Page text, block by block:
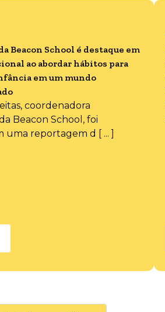
Beacon School é destaque em
ao abordar hábitos para
em um mundo
coordenadora
Beacon School, foi
uma reportagem d [ ... ]